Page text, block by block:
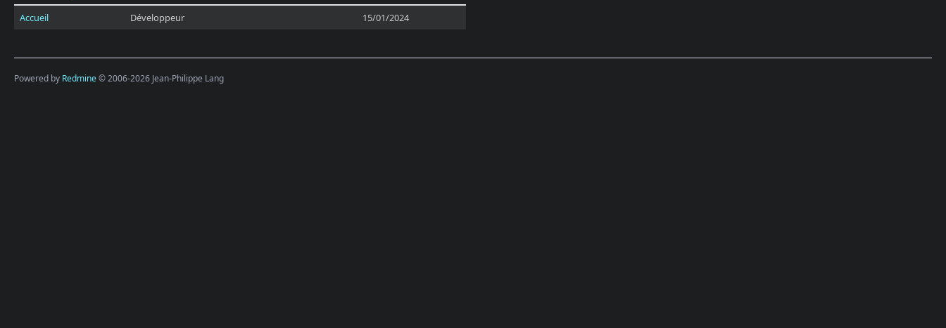
Accueil
Développeur 15/01/2024
Powered by Redmine© 2006-2026 Jean-Philippe Lang